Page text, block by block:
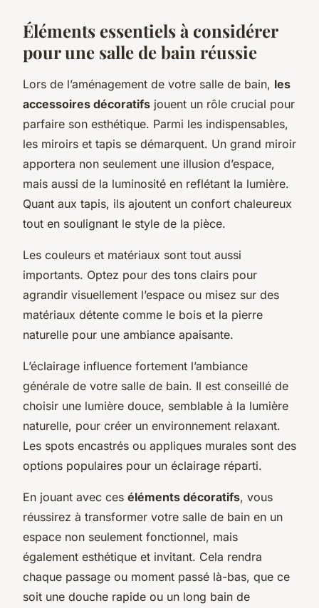
Éléments essentiels à considérer
pour une salle de bain réussie
Lors de l’aménagement de votre salle de bain, les
accessoires décoratifs jouent un rôle crucial pour
parfaire son esthétique. Parmi les indispensables,
les miroirs et tapis se démarquent. Un grand miroir
apportera non seulement une illusion d’espace,
mais aussi de la luminosité en reflétant la lumière.
Quant aux tapis, ils ajoutent un confort chaleureux
tout en soulignant le style de la pièce.
Les couleurs et matériaux sont tout aussi
importants. Optez pour des tons clairs pour
agrandir visuellement l’espace ou misez sur des
matériaux détente comme le bois et la pierre
naturelle pour une ambiance apaisante.
L’éclairage influence fortement l’ambiance
générale de votre salle de bain. Il est conseillé de
choisir une lumière douce, semblable à la lumière
naturelle, pour créer un environnement relaxant.
Les spots encastrés ou appliques murales sont des
options populaires pour un éclairage réparti.
En jouant avec ces éléments décoratifs, vous
réussirez à transformer votre salle de bain en un
espace non seulement fonctionnel, mais
également esthétique et invitant. Cela rendra
chaque passage ou moment passé là-bas, que ce
soit une douche rapide ou un long bain de